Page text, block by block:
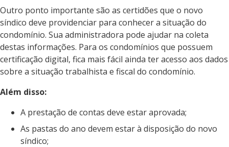
Outro ponto importante são as certidões que o novo
síndico deve providenciar para conhecer a situação do
condomínio. Sua administradora pode ajudar na coleta
destas informações. Para os condomínios que possuem
certificação digital, fica mais fácil ainda ter acesso aos dados
sobre a situação trabalhista e fiscal do condomínio.
Além disso:
A prestação de contas deve estar aprovada;
As pastas do ano devem estar à disposição do novo
síndico;